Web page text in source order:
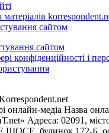
сайтом
сайтом
конфіденційності і
онлайн-медіа Назва
Адреса: 02091,